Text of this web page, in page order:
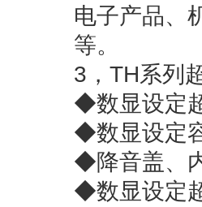
电子产品、
等。
3，TH系列
◆数显设定
◆数显设定
◆降音盖、
◆数显设定